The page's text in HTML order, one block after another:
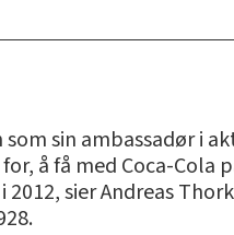
sin ambassadør i
å få med Coca-Cola
sier Andreas